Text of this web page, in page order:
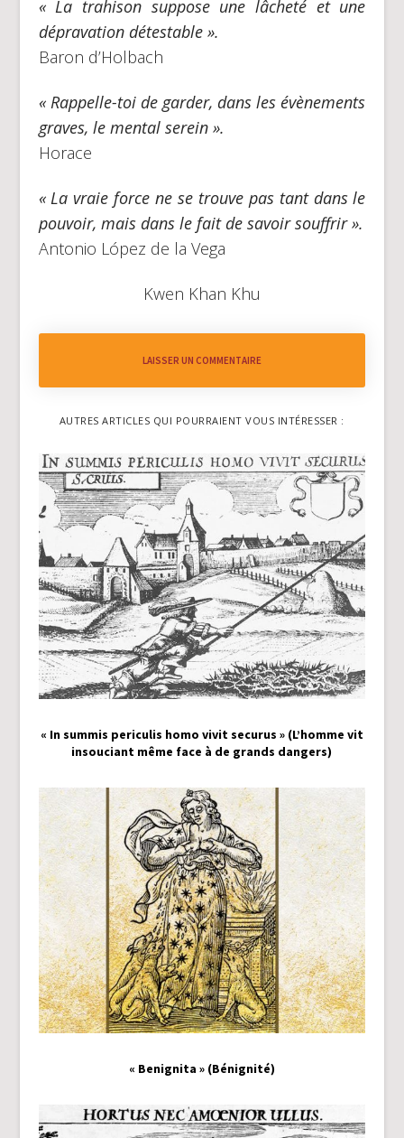
« La trahison suppose une lâcheté et une
dépravation détestable ».
Baron d’Holbach
« Rappelle-toi de garder, dans les évènements
graves, le mental serein ».
Horace
« La vraie force ne se trouve pas tant dans le
pouvoir, mais dans le fait de savoir souffrir ».
Antonio López de la Vega
Kwen Khan Khu
LAISSER UN COMMENTAIRE
AUTRES ARTICLES QUI POURRAIENT VOUS INTÉRESSER :
« In summis periculis homo vivit securus » (L’homme vit
insouciant même face à de grands dangers)
« Benignita » (Bénignité)